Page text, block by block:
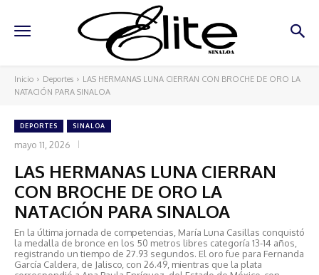
Inicio Deportes
LAS HERMANAS LUNA CIERRAN CON BROCHE DE ORO LA
NATACIÓN PARA SINALOA
DEPORTES SINALOA
mayo 11, 2026
LAS HERMANAS LUNA CIERRAN
CON BROCHE DE ORO LA
NATACIÓN PARA SINALOA
En la última jornada de competencias, María Luna Casillas conquistó
la medalla de bronce en los 50 metros libres categoría 13-14 años,
registrando un tiempo de 27.93 segundos. El oro fue para Fernanda
García Caldera, de Jalisco, con 26.49, mientras que la plata